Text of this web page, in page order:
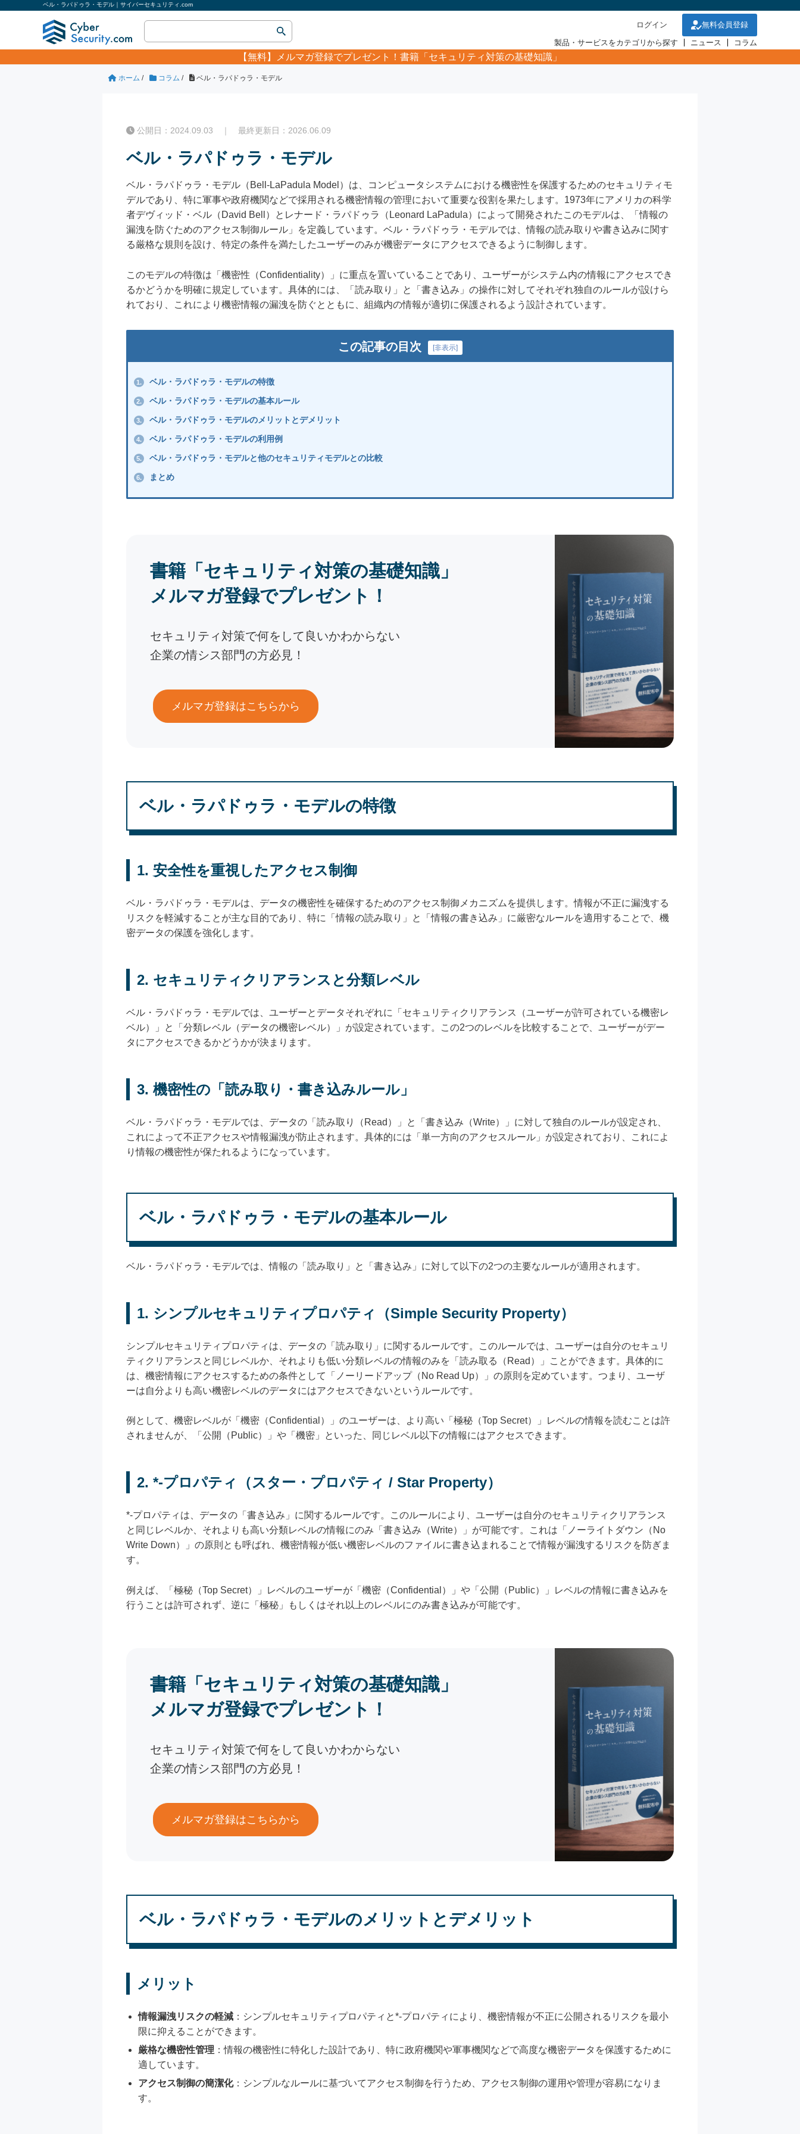
ベル・ラパドゥラ・モデル｜サイバーセキュリティ.com
ログイン
無料会員登録
製品・サービスをカテゴリから探す
ニュース コラム
【無料】 メルマガ登録でプレゼント！書籍「セキュリティ対策の基礎知識」
ホーム / コラム / ベル・ラパドゥラ・モデル
公開日：2024.09.03 ｜ 最終更新日：2026.06.09
ベル・ラパドゥラ・モデル
ベル・ラパドゥラ・モデル（Bell-LaPadula Model）は、コンピュータシステムにおける機密性を保護するためのセキュリティモ
デルであり、特に軍事や政府機関などで採用される機密情報の管理において重要な役割を果たします。1973年にアメリカの科学
者デヴィッド・ベル（David Bell）とレナード・ラパドゥラ（Leonard LaPadula）によって開発されたこのモデルは、「情報の
漏洩を防ぐためのアクセス制御ルール」を定義しています。ベル・ラパドゥラ・モデルでは、情報の読み取りや書き込みに関す
る厳格な規則を設け、特定の条件を満たしたユーザーのみが機密データにアクセスできるように制御します。
このモデルの特徴は「機密性（Confidentiality）」に重点を置いていることであり、ユーザーがシステム内の情報にアクセスでき
るかどうかを明確に規定しています。具体的には、「読み取り」と「書き込み」の操作に対してそれぞれ独自のルールが設けら
れており、これにより機密情報の漏洩を防ぐとともに、組織内の情報が適切に保護されるよう設計されています。
この記事の目次 [非表示]
1. ベル・ラパドゥラ・モデルの特徴
2. ベル・ラパドゥラ・モデルの基本ルール
3. ベル・ラパドゥラ・モデルのメリットとデメリット
4. ベル・ラパドゥラ・モデルの利用例
5. ベル・ラパドゥラ・モデルと他のセキュリティモデルとの比較
6. まとめ
書籍「セキュリティ対策の基礎知識」
メルマガ登録でプレゼント！
セキュリティ対策で何をして良いかわからない
企業の情シス部門の方必見！
メルマガ登録はこちらから
ベル・ラパドゥラ・モデルの特徴
1. 安全性を重視したアクセス制御
ベル・ラパドゥラ・モデルは、データの機密性を確保するためのアクセス制御メカニズムを提供します。情報が不正に漏洩する
リスクを軽減することが主な目的であり、特に「情報の読み取り」と「情報の書き込み」に厳密なルールを適用することで、機
密データの保護を強化します。
2. セキュリティクリアランスと分類レベル
ベル・ラパドゥラ・モデルでは、ユーザーとデータそれぞれに「セキュリティクリアランス（ユーザーが許可されている機密レ
ベル）」と「分類レベル（データの機密レベル）」が設定されています。この2つのレベルを比較することで、ユーザーがデー
タにアクセスできるかどうかが決まります。
3. 機密性の「読み取り・書き込みルール」
ベル・ラパドゥラ・モデルでは、データの「読み取り（Read）」と「書き込み（Write）」に対して独自のルールが設定され、
これによって不正アクセスや情報漏洩が防止されます。具体的には「単一方向のアクセスルール」が設定されており、これによ
り情報の機密性が保たれるようになっています。
ベル・ラパドゥラ・モデルの基本ルール
ベル・ラパドゥラ・モデルでは、情報の「読み取り」と「書き込み」に対して以下の2つの主要なルールが適用されます。
1. シンプルセキュリティプロパティ（Simple Security Property）
シンプルセキュリティプロパティは、データの「読み取り」に関するルールです。このルールでは、ユーザーは自分のセキュリ
ティクリアランスと同じレベルか、それよりも低い分類レベルの情報のみを「読み取る（Read）」ことができます。具体的に
は、機密情報にアクセスするための条件として「ノーリードアップ（No Read Up）」の原則を定めています。つまり、ユーザ
ーは自分よりも高い機密レベルのデータにはアクセスできないというルールです。
例として、機密レベルが「機密（Confidential）」のユーザーは、より高い「極秘（Top Secret）」レベルの情報を読むことは許
されませんが、「公開（Public）」や「機密」といった、同じレベル以下の情報にはアクセスできます。
2. *-プロパティ（スター・プロパティ / Star Property）
*-プロパティは、データの「書き込み」に関するルールです。このルールにより、ユーザーは自分のセキュリティクリアランス
と同じレベルか、それよりも高い分類レベルの情報にのみ「書き込み（Write）」が可能です。これは「ノーライトダウン（No
Write Down）」の原則とも呼ばれ、機密情報が低い機密レベルのファイルに書き込まれることで情報が漏洩するリスクを防ぎま
す。
例えば、「極秘（Top Secret）」レベルのユーザーが「機密（Confidential）」や「公開（Public）」レベルの情報に書き込みを
行うことは許可されず、逆に「極秘」もしくはそれ以上のレベルにのみ書き込みが可能です。
書籍「セキュリティ対策の基礎知識」
メルマガ登録でプレゼント！
セキュリティ対策で何をして良いかわからない
企業の情シス部門の方必見！
メルマガ登録はこちらから
ベル・ラパドゥラ・モデルのメリットとデメリット
メリット
情報漏洩リスクの軽減 ：シンプルセキュリティプロパティと*-プロパティにより、機密情報が不正に公開されるリスクを最小
限に抑えることができます。
厳格な機密性管理 ：情報の機密性に特化した設計であり、特に政府機関や軍事機関などで高度な機密データを保護するために
適しています。
アクセス制御の簡潔化：シンプルなルールに基づいてアクセス制御を行うため、アクセス制御の運用や管理が容易になりま
す。